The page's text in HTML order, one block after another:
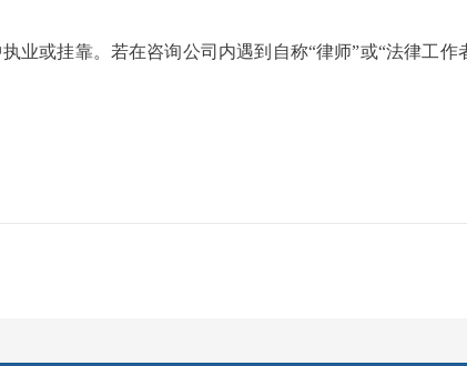
或挂靠。若在咨询公司内遇到自称“律师”或“法律工作